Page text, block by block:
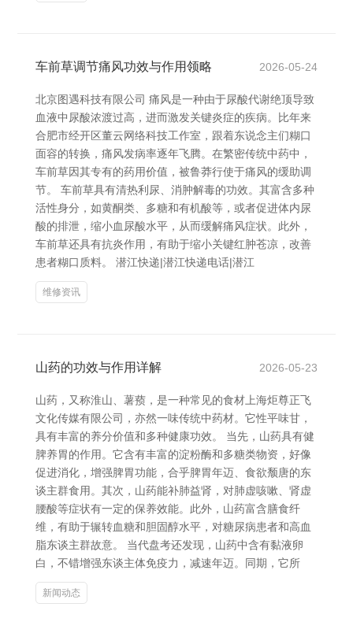
车前草调节痛风功效与作用领略 2026-05-24
北京图遇科技有限公司 痛风是一种由于尿酸代谢绝顶导致
血液中尿酸浓渡过高，进而激发关键炎症的疾病。比年来
合肥市经开区董云网络科技工作室，跟着东说念主们糊口
面容的转换，痛风发病率逐年飞腾。在繁密传统中药中，
车前草因其专有的药用价值，被鲁莽行使于痛风的缓助调
节。 车前草具有清热利尿、消肿解毒的功效。其富含多种
活性身分，如黄酮类、多糖和有机酸等，或者促进体内尿
酸的排泄，缩小血尿酸水平，从而缓解痛风症状。此外，
车前草还具有抗炎作用，有助于缩小关键红肿苍凉，改善
患者糊口质料。 潜江快递|潜江快递电话|潜江
维修资讯
山药的功效与作用详解 2026-05-23
山药，又称淮山、薯蓣，是一种常见的食材上海炬尊正飞
文化传媒有限公司，亦然一味传统中药材。它性平味甘，
具有丰富的养分价值和多种健康功效。 当先，山药具有健
脾养胃的作用。它含有丰富的淀粉酶和多糖类物资，好像
促进消化，增强脾胃功能，合乎脾胃年迈、食欲颓唐的东
谈主群食用。其次，山药能补肺益肾，对肺虚咳嗽、肾虚
腰酸等症状有一定的保养效能。此外，山药富含膳食纤
维，有助于辗转血糖和胆固醇水平，对糖尿病患者和高血
脂东谈主群故意。 当代盘考还发现，山药中含有黏液卵
白，不错增强东谈主体免疫力，减速年迈。同期，它所
新闻动态